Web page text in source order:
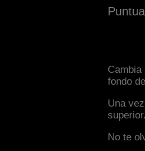
fondo
Una
superior.
No te